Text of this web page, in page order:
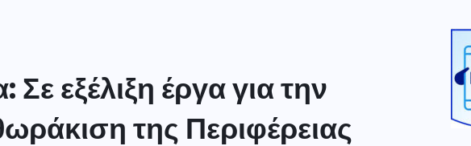
εξέλιξη έργα για την
της Περιφέρειας